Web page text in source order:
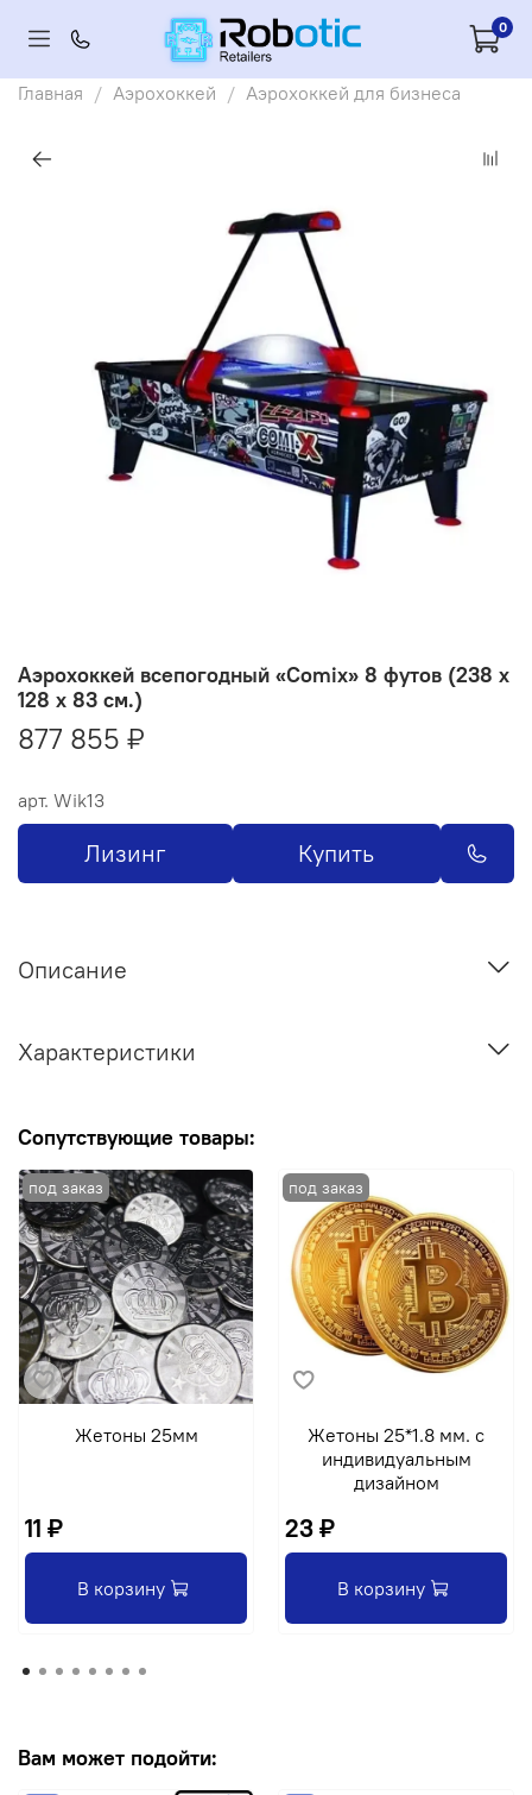
0
Главная Аэрохоккей Аэрохоккей для бизнеса
арт. Wik13
Аэрохоккей всепогодный «Comix» 8 футов (238 x
128 x 83 см.)
877 855 ₽
Лизинг Купить
Описание
Характеристики
Сопутствующие товары:
Жетоны 25мм
11 ₽
В корзину
Жетоны 25*1.8 мм. с
индивидуальным
дизайном
23 ₽
В корзину
Вам может подойти: